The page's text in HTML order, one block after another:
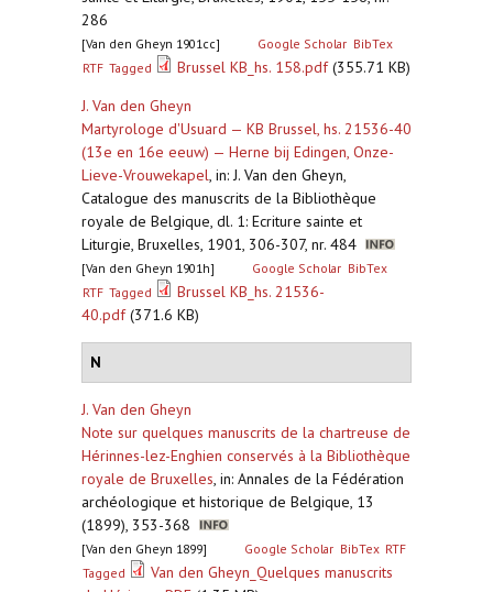
286
[Van den Gheyn 1901cc] Google Scholar BibTex
RTF Tagged Brussel KB_hs. 158.pdf(355.71 KB)
J. Van den Gheyn
Martyrologe d'Usuard — KB Brussel, hs. 21536-40
(13e en 16e eeuw) — Herne bij Edingen, Onze-
Lieve-Vrouwekapel, in: J. Van den Gheyn,
Catalogue des manuscrits de la Bibliothèque
royale de Belgique, dl. 1: Ecriture sainte et
Liturgie, Bruxelles, 1901, 306-307, nr. 484
[Van den Gheyn 1901h] Google Scholar BibTex
RTF Tagged
Brussel KB_hs. 21536-
40.pdf(371.6 KB)
N
J. Van den Gheyn
Note sur quelques manuscrits de la chartreuse de
Hérinnes-lez-Enghien conservés à la Bibliothèque
royale de Bruxelles, in: Annales de la Fédération
archéologique et historique de Belgique, 13
(1899), 353-368
[Van den Gheyn 1899] Google Scholar BibTex RTF
Tagged
Van den Gheyn_Quelques manuscrits